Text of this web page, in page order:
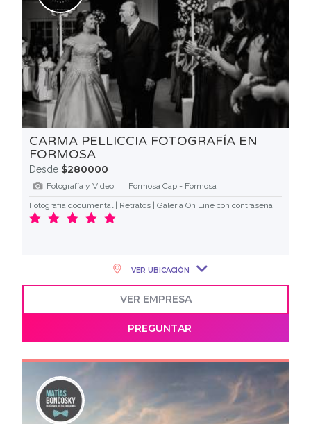
CARMA PELLICCIA FOTOGRAFÍA EN
FORMOSA
Desde $280000
Fotografía y Video
Formosa Cap - Formosa
Fotografía documental | Retratos | Galería On Line con contraseña
VER UBICACIÓN
VER EMPRESA
PREGUNTAR